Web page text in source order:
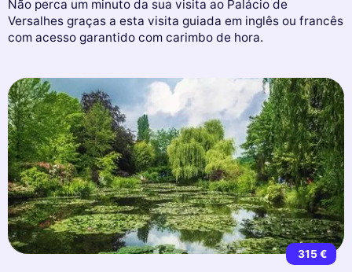
Não perca um minuto da sua visita ao Palácio de
Versalhes graças a esta visita guiada em inglês ou francês
com acesso garantido com carimbo de hora.
315 €